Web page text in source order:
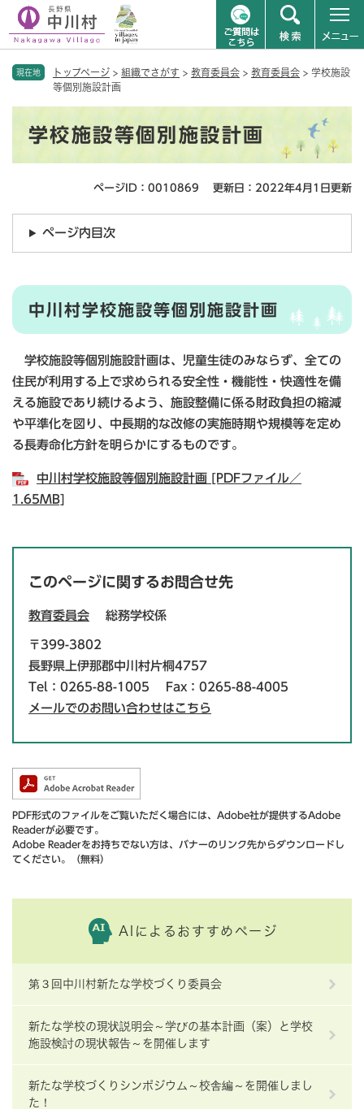
現在地 トップページ > 組織でさがす > 教育委員会 > 教育委員会 > 学校施設
等個別施設計画
学校施設等個別施設計画
ページID：0010869 更新日：2022年4月1日更新
ページ内目次
中川村学校施設等個別施設計画
学校施設等個別施設計画は、児童生徒のみならず、全ての
住民が利用する上で求められる安全性・機能性・快適性を備
える施設であり続けるよう、施設整備に係る財政負担の縮減
や平準化を図り、中長期的な改修の実施時期や規模等を定め
る長寿命化方針を明らかにするものです。
中川村学校施設等個別施設計画 [PDFファイル／
1.65MB]
このページに関するお問合せ先
教育委員会 総務学校係
〒399-3802
長野県上伊那郡中川村片桐4757
Tel：0265-88-1005
Fax：0265-88-4005
メールでのお問い合わせはこちら
PDF形式のファイルをご覧いただく場合には、Adobe社が提供するAdobe
Readerが必要です。
Adobe Readerをお持ちでない方は、バナーのリンク先からダウンロードし
てください。（無料）
AIによるおすすめページ
第３回中川村新たな学校づくり委員会
新たな学校の現状説明会～学びの基本計画（案）と学校
施設検討の現状報告～を開催します
新たな学校づくりシンポジウム～校舎編～を開催しまし
た！